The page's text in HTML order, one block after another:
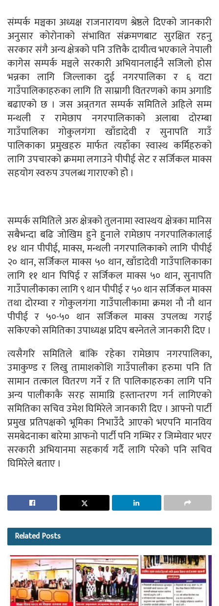
संम्पर्क मञ्चका अध्यक्ष राजनारायण श्रेष्ठले दिएको जानकारी
अनुसार कोरोनाको संभावित संंक्रमणबाट सुरक्षित रहनु
सरकार संगै अन्य क्षेत्रको पनि उत्तिकै दायीत्व भएकाले नेपाली
कागेस सम्पर्क मञ्चले सरकारी अभियानलाईनै सजिलो होस
भन्नका लागि जिल्लाका दुई नगरपालिका र ६ वटा
गाउँपालिकाहरुका लागि ति साम्रागी वितरणको काम अगाडि
बढाएको छ । जस अन्र्तगत सम्पर्क समितिले अहिले सम्म
मन्थली र रामेछाप नगरपालिकाको अलाबा दोरम्बा
गाउँपालिका गोकुलगंगा खाँडादेवी र सुनापति गाउँ
पालिकाका प्रमुखहरु मार्फत त्यहाँका स्वास्थ कर्मिहरुको
लागि उपचारको क्रममा लगाउने पीपीई सेट र सर्जिकल माक्स
सहयोग स्वरुप उपलब्ध गाराएको होे ।
सम्पर्क समितिले अरु क्षेत्रको तुलनामा स्वास्थय क्षेत्रका मानिस
सबैभन्दा बढि जोखिम हुने हुुनाले रामेछाप नगरपालिकालाई
१४ थान पीपीई, माक्स, मन्थली नगरपालिकाको लागि पीपीई
२० थान, सर्जिकल माक्स ५० थान, खाँडादेवी गाउँपालिकाका
लागि ११ थान पिपिई र सर्जिकल माक्स ५० थान, सुनापति
गाउँपालीकाका लागि ९ थान पीपीई र ५० थान सर्जिकल माक्स
तथा दोरम्वा र गोकुलगंगा गाउँपालीकामा क्रमश नौ नौ थान
पीपीई र ५०-५० थान सर्जिकल माक्स उपलव्ध गराई
सकिएको समितिका उपाध्यक्ष प्रदिप बस्नेतले जानकारी दिए ।
त्यसैगरि समितिले बांकि रहेका रामेछाप नगरपालिका,
उमाकुण्ड र लिखु तामाशकोशि गाउँपालीका हरुमा पनि ति
सामान तत्काल वितरण गर्ने र ति पालिकाहरुका लागि पनि
अन्य पालीकाकै सरह सामाग्रि हस्तान्तरण गर्न लागिएको
समितिका सचिव उमेश घिमिरेले जानकारी दिए । आफ्नो पार्टी
प्रमुख प्रतिपक्षको भूमिका निभाउँदै आएको भएपनि मानविय
समबेदनाका बारेमा आफनो पार्टी पनि गम्भिर र जिम्मेवार भएर
सरकारी अभियानमा सहकार्य गर्दै लागि परेको पनि सचिव
घिमिरेले बताए ।
RelatedPosts